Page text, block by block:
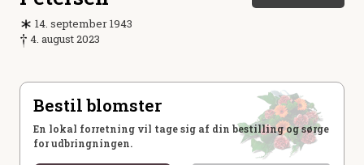
14. september 1943
4. august 2023
Bestil blomster
En lokal forretning vil tage sig af din bestilling og sørge
for udbringningen.